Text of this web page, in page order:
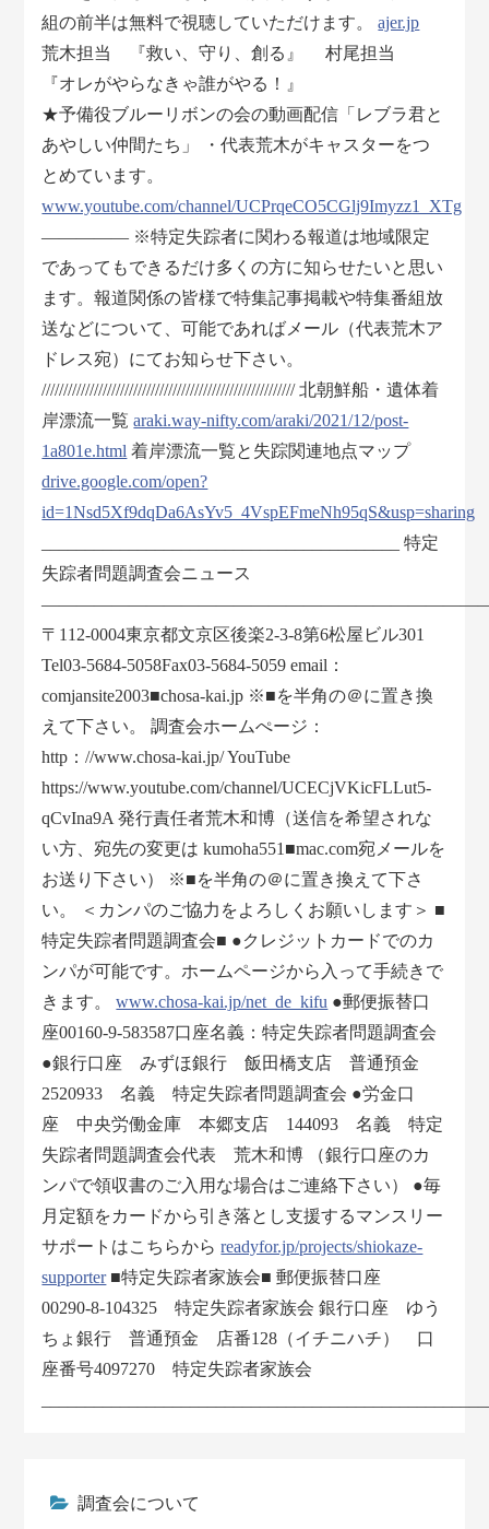
組の前半は無料で視聴していただけます。ajer.jp
荒木担当 『救い、守り、創る』 村尾担当
『オレがやらなきゃ誰がやる！』
★予備役ブルーリボンの会の動画配信「レブラ君と
あやしい仲間たち」 ・代表荒木がキャスターをつ
とめています。
www.youtube.com/channel/UCPrqeCO5CGlj9Imyzz1_XTg
————— ※特定失踪者に関わる報道は地域限定
であってもできるだけ多くの方に知らせたいと思い
ます。報道関係の皆様で特集記事掲載や特集番組放
送などについて、可能であればメール（代表荒木ア
ドレス宛）にてお知らせ下さい。
////////////////////////////////////////////////////////// 北朝鮮船・遺体着
岸漂流一覧araki.way-nifty.com/araki/2021/12/post-
1a801e.html 着岸漂流一覧と失踪関連地点マップ
drive.google.com/open?
id=1Nsd5Xf9dqDa6AsYv5_4VspEFmeNh95qS&usp=sharing
_________________________________________ 特定
失踪者問題調査会ニュース
〒112-0004東京都文京区後楽2-3-8第6松屋ビル301
Tel03-5684-5058Fax03-5684-5059 email：
comjansite2003■chosa-kai.jp ※■を半角の＠に置き換
えて下さい。 調査会ホームぺージ：
http：//www.chosa-kai.jp/ YouTube
https://www.youtube.com/channel/UCECjVKicFLLut5-
qCvIna9A 発行責任者荒木和博（送信を希望されな
い方、宛先の変更は kumoha551■mac.com宛メールを
お送り下さい） ※■を半角の＠に置き換えて下さ
い。 ＜カンパのご協力をよろしくお願いします＞ ■
特定失踪者問題調査会■ ●クレジットカードでのカ
ンパが可能です。ホームページから入って手続きで
きます。www.chosa-kai.jp/net_de_kifu ●郵便振替口
座00160-9-583587口座名義：特定失踪者問題調査会
●銀行口座 みずほ銀行 飯田橋支店 普通預金
2520933 名義 特定失踪者問題調査会 ●労金口
座 中央労働金庫 本郷支店 144093 名義 特定
失踪者問題調査会代表 荒木和博 （銀行口座のカ
ンパで領収書のご入用な場合はご連絡下さい） ●毎
月定額をカードから引き落とし支援するマンスリー
サポートはこちらからreadyfor.jp/projects/shiokaze-
supporter■特定失踪者家族会■ 郵便振替口座
00290-8-104325 特定失踪者家族会 銀行口座 ゆう
ちょ銀行 普通預金 店番128（イチニハチ） 口
座番号4097270 特定失踪者家族会
調査会について